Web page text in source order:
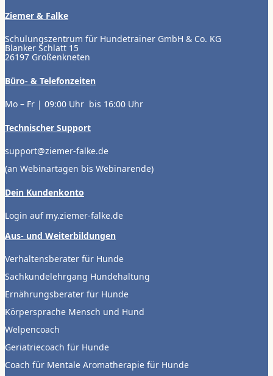
Ziemer & Falke
Schulungszentrum für Hundetrainer GmbH & Co. KG
Blanker Schlatt 15
26197 Großenkneten
Büro- & Telefonzeiten
Mo – Fr | 09:00 Uhr bis 16:00 Uhr
Technischer Support
support@ziemer-falke.de
(an Webinartagen bis Webinarende)
Dein Kundenkonto
Login auf my.ziemer-falke.de
Aus- und Weiterbildungen
Verhaltensberater für Hunde
Sachkundelehrgang Hundehaltung
Ernährungsberater für Hunde
Körpersprache Mensch und Hund
Welpencoach
Geriatriecoach für Hunde
Coach für Mentale Aromatherapie für Hunde